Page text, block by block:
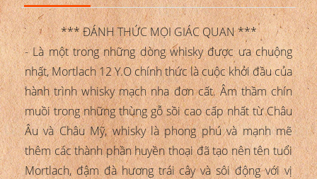
*** ĐÁNH THỨC MỌI GIÁC QUAN ***
- Là một trong những dòng whisky được ưa chuộng
nhất, Mortlach 12 Y.O chính thức là cuộc khởi đầu của
hành trình whisky mạch nha đơn cất. Âm thầm chín
muồi trong những thùng gỗ sồi cao cấp nhất từ Châu
Âu và Châu Mỹ, whisky là phong phú và mạnh mẽ
thêm các thành phần huyền thoại đã tạo nên tên tuổi
Mortlach, đậm đà hương trái cây và sôi động với vị